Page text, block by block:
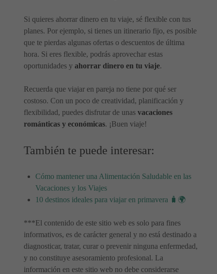
Si quieres ahorrar dinero en tu viaje, sé flexible con tus
planes. Por ejemplo, si tienes un itinerario fijo, es posible
que te pierdas algunas ofertas o descuentos de última
hora. Si eres flexible, podrás aprovechar estas
oportunidades y ahorrar dinero en tu viaje.
Recuerda que viajar en pareja no tiene por qué ser
costoso. Con un poco de creatividad, planificación y
flexibilidad, puedes disfrutar de unas vacaciones
románticas y económicas. ¡Buen viaje!
También te puede interesar:
Cómo mantener una Alimentación Saludable en las
Vacaciones y los Viajes
10 destinos ideales para viajar en primavera 🧳🌍
***El contenido de este sitio web es solo para fines
informativos, es de carácter general y no está destinado a
diagnosticar, tratar, curar o prevenir ninguna enfermedad,
y no constituye asesoramiento profesional. La
información en este sitio web no debe considerarse